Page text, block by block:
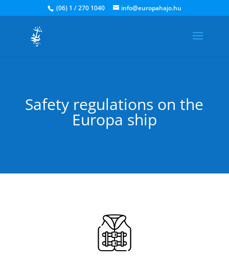
(06) 1 / 270 1040 info@europahajo.hu
Safety regulations on the
Europa ship